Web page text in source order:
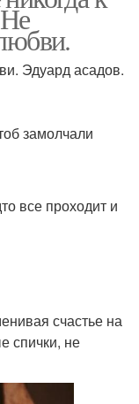
Эдуард асадов.
замолчали
все проходит и
счастье на
спички, не